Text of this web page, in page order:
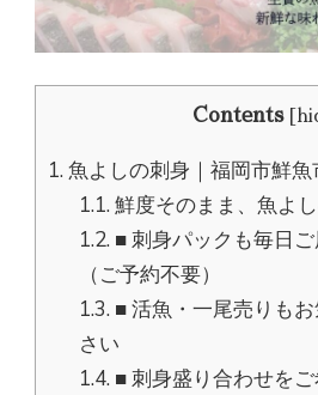
Contents
1. 魚よしの刺身｜福岡市鮮
1.1. 鮮度そのまま、魚よ
1.2. ■ 刺身パックも毎日
（ご予約不要）
1.3. ■ 活魚・一尾売りも
さい
1.4. ■ 刺身盛り合わせを